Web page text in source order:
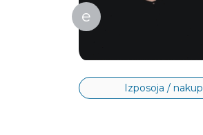
e
Izposoja / nakup